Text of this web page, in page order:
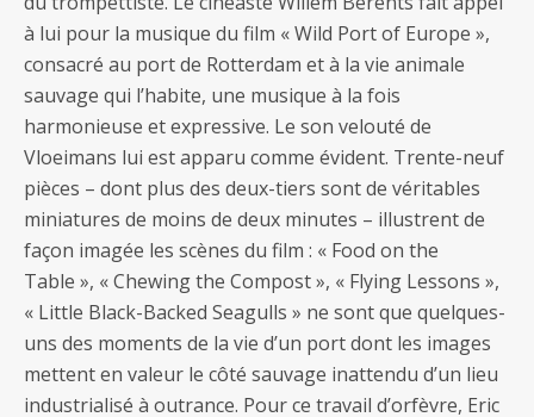
à lui pour la musique du film « Wild Port of Europe »,
consacré au port de Rotterdam et à la vie animale
sauvage qui l’habite, une musique à la fois
harmonieuse et expressive. Le son velouté de
Vloeimans lui est apparu comme évident. Trente-neuf
pièces – dont plus des deux-tiers sont de véritables
miniatures de moins de deux minutes – illustrent de
façon imagée les scènes du film : « Food on the
Table », « Chewing the Compost », « Flying Lessons »,
« Little Black-Backed Seagulls » ne sont que quelques-
uns des moments de la vie d’un port dont les images
mettent en valeur le côté sauvage inattendu d’un lieu
industrialisé à outrance. Pour ce travail d’orfèvre, Eric